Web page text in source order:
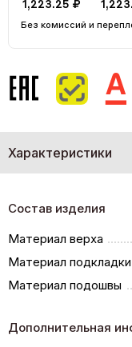
1,223.25 ₽
Без комиссий и
Характеристики
Состав изделия
Материал верха
Материал подкладки
Материал подошвы
Дополнительная